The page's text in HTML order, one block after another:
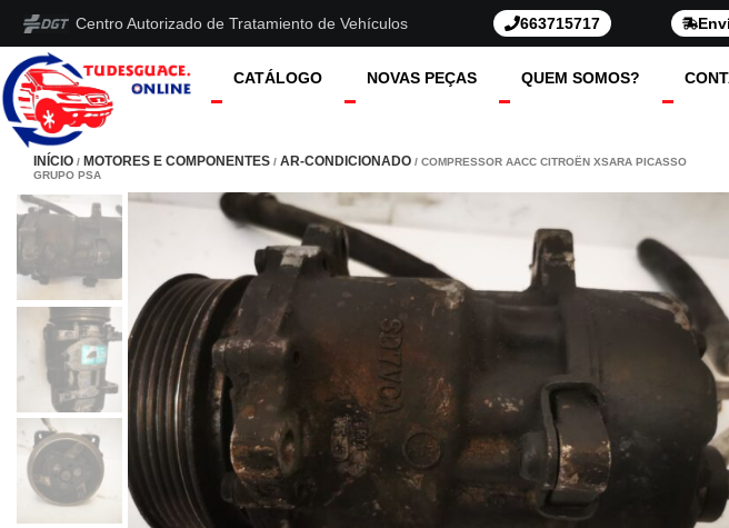
Centro Autorizado de Tratamiento de Vehículos 663715717
CATÁLOGO NOVAS PEÇAS QUEM SOMOS?
INÍCIO / MOTORES E COMPONENTES / AR-CONDICIONADO / COMPRESSOR AACC CITROËN XSARA PICASSO
GRUPO PSA